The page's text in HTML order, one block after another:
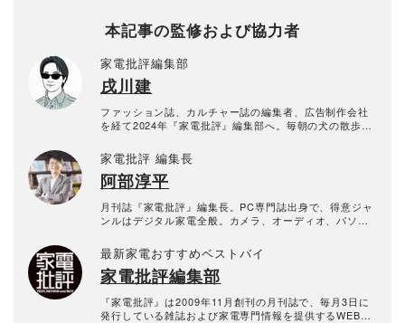
本記事の監修および協力者
家電批評編集部
戌川建
ファッション誌、カルチャー誌の編集者、広告制作会社
を経て2024年『家電批評』編集部へ。毎朝の犬の散歩が
家電批評 編集長
阿部淳平
月刊誌『家電批評』編集長。PC専門誌出身で、得意ジャ
ンルはデジタル家電全般。カメラ、オーディオ、パソコ
ュー”を多数執筆。NHK『あさイチ』、日本テレビ『ZI
P!』、TBSラジオ『爆笑問題の日曜サンデー』、YouTub
e『PIVOT 公式チャンネル』などメディア出演も多数。
最新家電おすすめベストバイ
家電批評編集部
『家電批評』は2009年11月創刊の月刊誌で、毎月3日に
発行している雑誌および家電専門情報を提供するWEBメ